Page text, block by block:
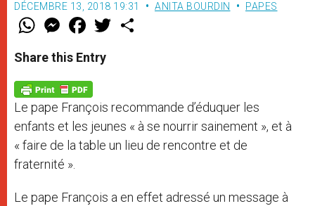
DÉCEMBRE 13, 2018 19:31 ANITA BOURDIN PAPES
W
t
s
p
p
M
e
s
e
g
e
r
F
a
e
b
o
k
w
Share this Entry
Le pape François recommande d’éduquer les
enfants et les jeunes « à se nourrir sainement », et à
« faire de la table un lieu de rencontre et de
fraternité ».
Le pape François a en effet adressé un message à